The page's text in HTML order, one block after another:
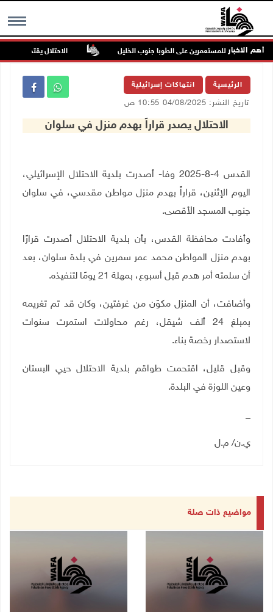
MENU أهم الاخبار
في هجوم للمستعمرين على الطوبا جنوب الخليل الاحتلال يقتحم عورتا
الرئيسية انتهاكات إسرائيلية
تاريخ النشر: 04/08/2025 10:55 ص
الاحتلال يصدر قراراً بهدم منزل في سلوان
القدس 4-8-2025 وفا- أصدرت بلدية الاحتلال الإسرائيلي،
اليوم الإثنين، قراراً بهدم منزل مواطن مقدسي، في سلوان
جنوب المسجد الأقصى.
وأفادت محافظة القدس، بأن بلدية الاحتلال أصدرت قرارًا
بهدم منزل المواطن محمد عمر سمرين في بلدة سلوان، بعد
أن سلمته أمر هدم قبل أسبوع، بمهلة 21 يومًا لتنفيذه.
وأضافت، أن المنزل مكوّن من غرفتين، وكان قد تم تغريمه
بمبلغ 24 ألف شيقل، رغم محاولات استمرت سنوات
لاستصدار رخصة بناء.
وقبل قليل، اقتحمت طواقم بلدية الاحتلال حيي البستان
وعين اللوزة في البلدة.
ي.ن/ م.ل
مواضيع ذات صلة